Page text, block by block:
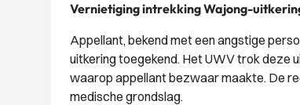
Vernietiging intrekking Wajong-
Appellant, bekend met een angstige
uitkering toegekend. Het UWV trok deze
waarop appellant bezwaar maakte. De
medische grondslag.